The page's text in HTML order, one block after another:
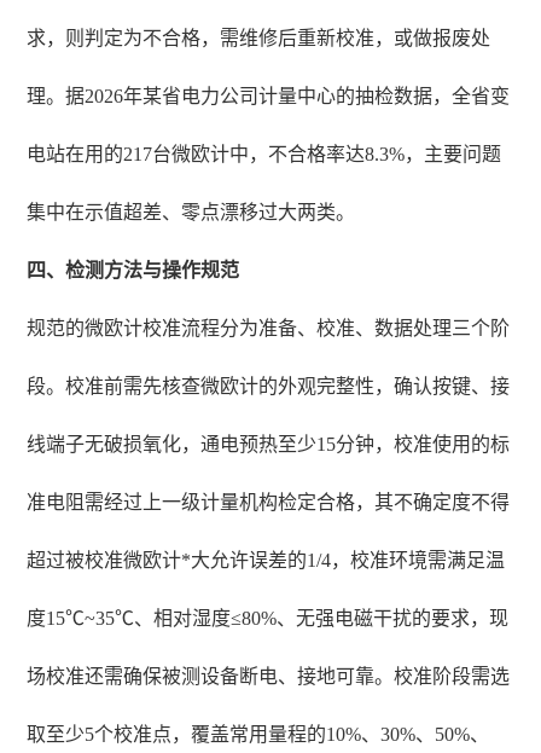
求，则判定为不合格，需维修后重新校准，或做报废处
理。据2026年某省电力公司计量中心的抽检数据，全省变
电站在用的217台微欧计中，不合格率达8.3%，主要问题
集中在示值超差、零点漂移过大两类。
四、检测方法与操作规范
规范的微欧计校准流程分为准备、校准、数据处理三个阶
段。校准前需先核查微欧计的外观完整性，确认按键、接
线端子无破损氧化，通电预热至少15分钟，校准使用的标
准电阻需经过上一级计量机构检定合格，其不确定度不得
超过被校准微欧计*大允许误差的1/4，校准环境需满足温
度15℃~35℃、相对湿度≤80%、无强电磁干扰的要求，现
场校准还需确保被测设备断电、接地可靠。校准阶段需选
取至少5个校准点，覆盖常用量程的10%、30%、50%、